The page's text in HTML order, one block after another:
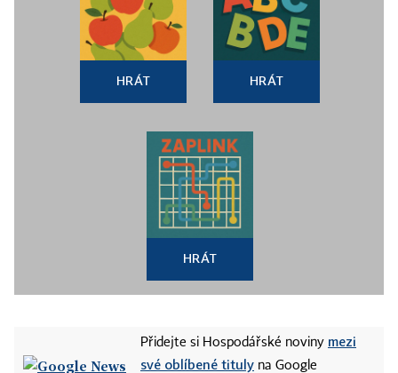
HRÁT HRÁT
HRÁT
Přidejte si Hospodářské noviny mezi
své oblíbené tituly na Google